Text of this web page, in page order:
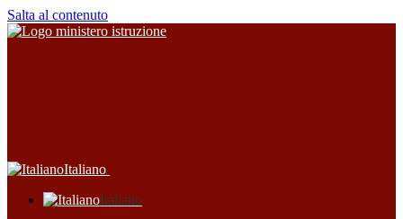
Salta al contenuto
Italiano
Italiano